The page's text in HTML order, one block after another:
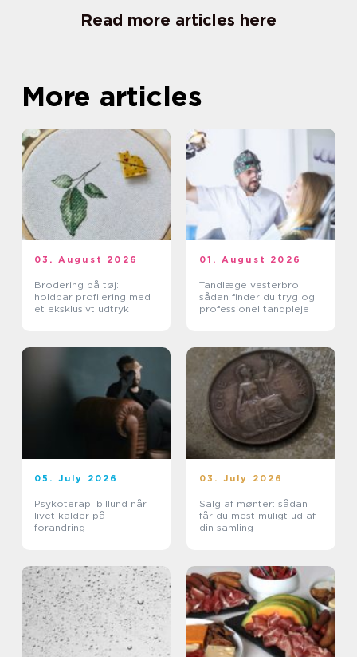
Read more articles here
More articles
03. August 2026
Brodering på tøj:
holdbar profilering med
et eksklusivt udtryk
01. August 2026
Tandlæge vesterbro
sådan finder du tryg og
professionel tandpleje
05. July 2026
Psykoterapi billund når
livet kalder på
forandring
03. July 2026
Salg af mønter: sådan
får du mest muligt ud af
din samling